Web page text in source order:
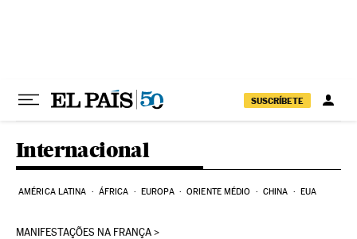
SUSCRÍBETE
Internacional
AMÉRICA LATINA ÁFRICA EUROPA ORIENTE MÉDIO CHINA EUA
MANIFESTAÇÕES NA FRANÇA